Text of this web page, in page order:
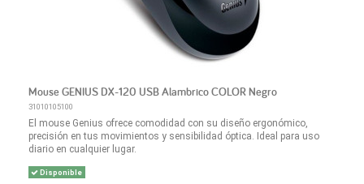
Mouse GENIUS DX-120 USB Alambrico COLOR Negro
31010105100
El mouse Genius ofrece comodidad con su diseño ergonómico,
precisión en tus movimientos y sensibilidad óptica. Ideal para uso
diario en cualquier lugar.
Disponible